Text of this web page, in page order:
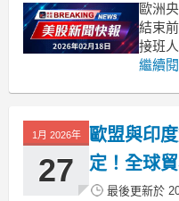
歐洲
結束
接班
gap:
繼續
1月 2026年
27
歐盟與印
定！全球
最後更新於